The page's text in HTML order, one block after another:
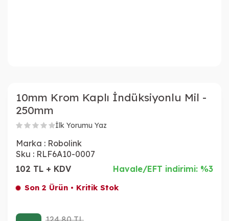
10mm Krom Kaplı İndüksiyonlu Mil -
250mm
İlk Yorumu Yaz
Marka : Robolink
Sku : RLF6A10-0007
102 TL + KDV
Havale/EFT indirimi: %3
Son 2 Ürün • Kritik Stok